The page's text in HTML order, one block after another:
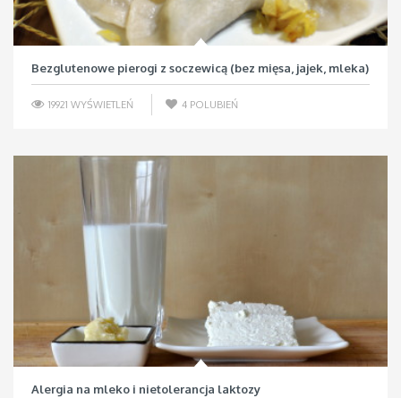
Bezglutenowe pierogi z soczewicą (bez mięsa, jajek, mleka)
19921 WYŚWIETLEŃ 4 POLUBIEŃ
Alergia na mleko i nietolerancja laktozy